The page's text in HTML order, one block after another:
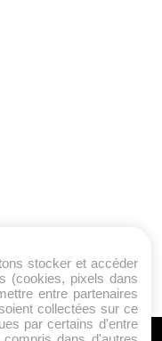
stocker et accéder
(cookies, pixels dans
entre partenaires
collectées sur ce
par certains d'entre